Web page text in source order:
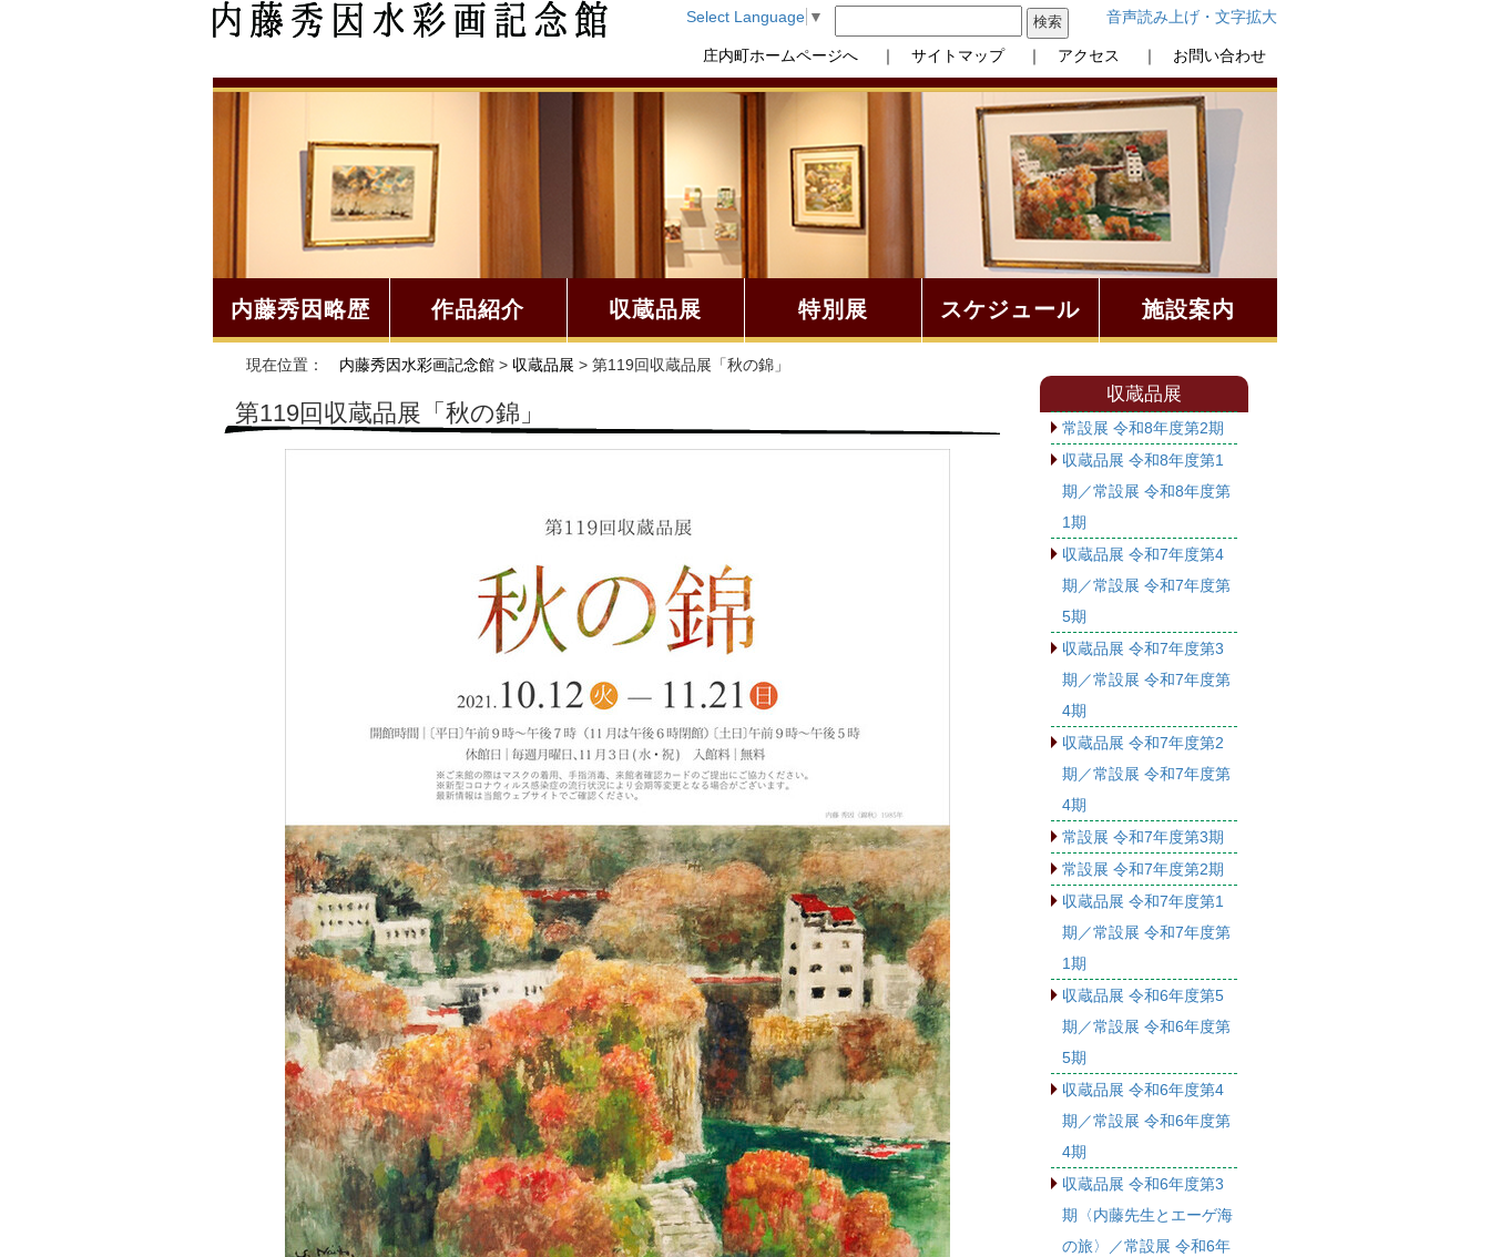
Select Language ▼ 音声読み上げ・文字拡大
庄内町ホームページへ ｜ サイトマップ ｜ アクセス ｜ お問い合わせ
内藤秀因略歴 作品紹介 収蔵品展 特別展 スケジュール 施設案内
現在位置： 内藤秀因水彩画記念館 > 収蔵品展 > 第119回収蔵品展「秋の錦」
第119回収蔵品展「秋の錦」
収蔵品展
常設展 令和8年度第2期
収蔵品展 令和8年度第1
期／常設展 令和8年度第
1期
収蔵品展 令和7年度第4
期／常設展 令和7年度第
5期
収蔵品展 令和7年度第3
期／常設展 令和7年度第
4期
収蔵品展 令和7年度第2
期／常設展 令和7年度第
4期
常設展 令和7年度第3期
常設展 令和7年度第2期
収蔵品展 令和7年度第1
期／常設展 令和7年度第
1期
収蔵品展 令和6年度第5
期／常設展 令和6年度第
5期
収蔵品展 令和6年度第4
期／常設展 令和6年度第
4期
収蔵品展 令和6年度第3
期〈内藤先生とエーゲ海
の旅〉／常設展 令和6年